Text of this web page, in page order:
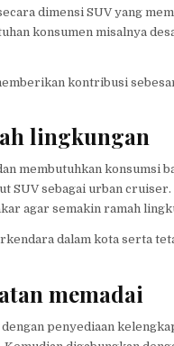
dimensi SUV yang
konsumen misalnya
kontribusi
lingkungan
membutuhkan konsumsi
SUV sebagai urban
agar semakin ramah
dalam kota serta
memadai
penyediaan